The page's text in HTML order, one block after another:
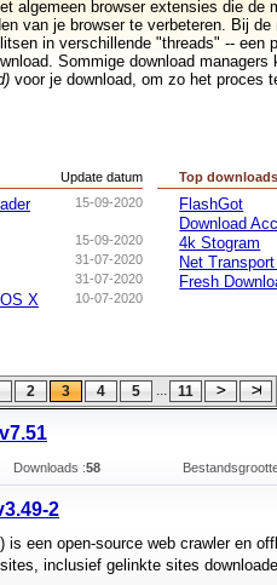
algemeen browser extensies die de
van je browser te verbeteren. Bij
in verschillende "threads" -- een
Sommige download managers
voor je download, om zo het proces
Update datum
15-09-2020
15-09-2020
31-07-2020
31-07-2020
10-07-2020
X
Top downloads
FlashGot
Download
4k Stogram
Net
Fresh
2 3 4 5 ... 11
Downloads :58
2
is een open-source web crawler en
inclusief gelinkte sites